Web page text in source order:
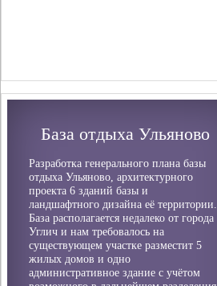
База отдыха Ульяново
Разработка генерального плана базы
отдыха Ульяново, архитектурного
проекта 6 зданий базы и
ландшафтного дизайна её территории.
База располагается недалеко от города
Углич и нам требовалось на
существующем участке разместит 5
жилых домов и одно
административное здание с учётом